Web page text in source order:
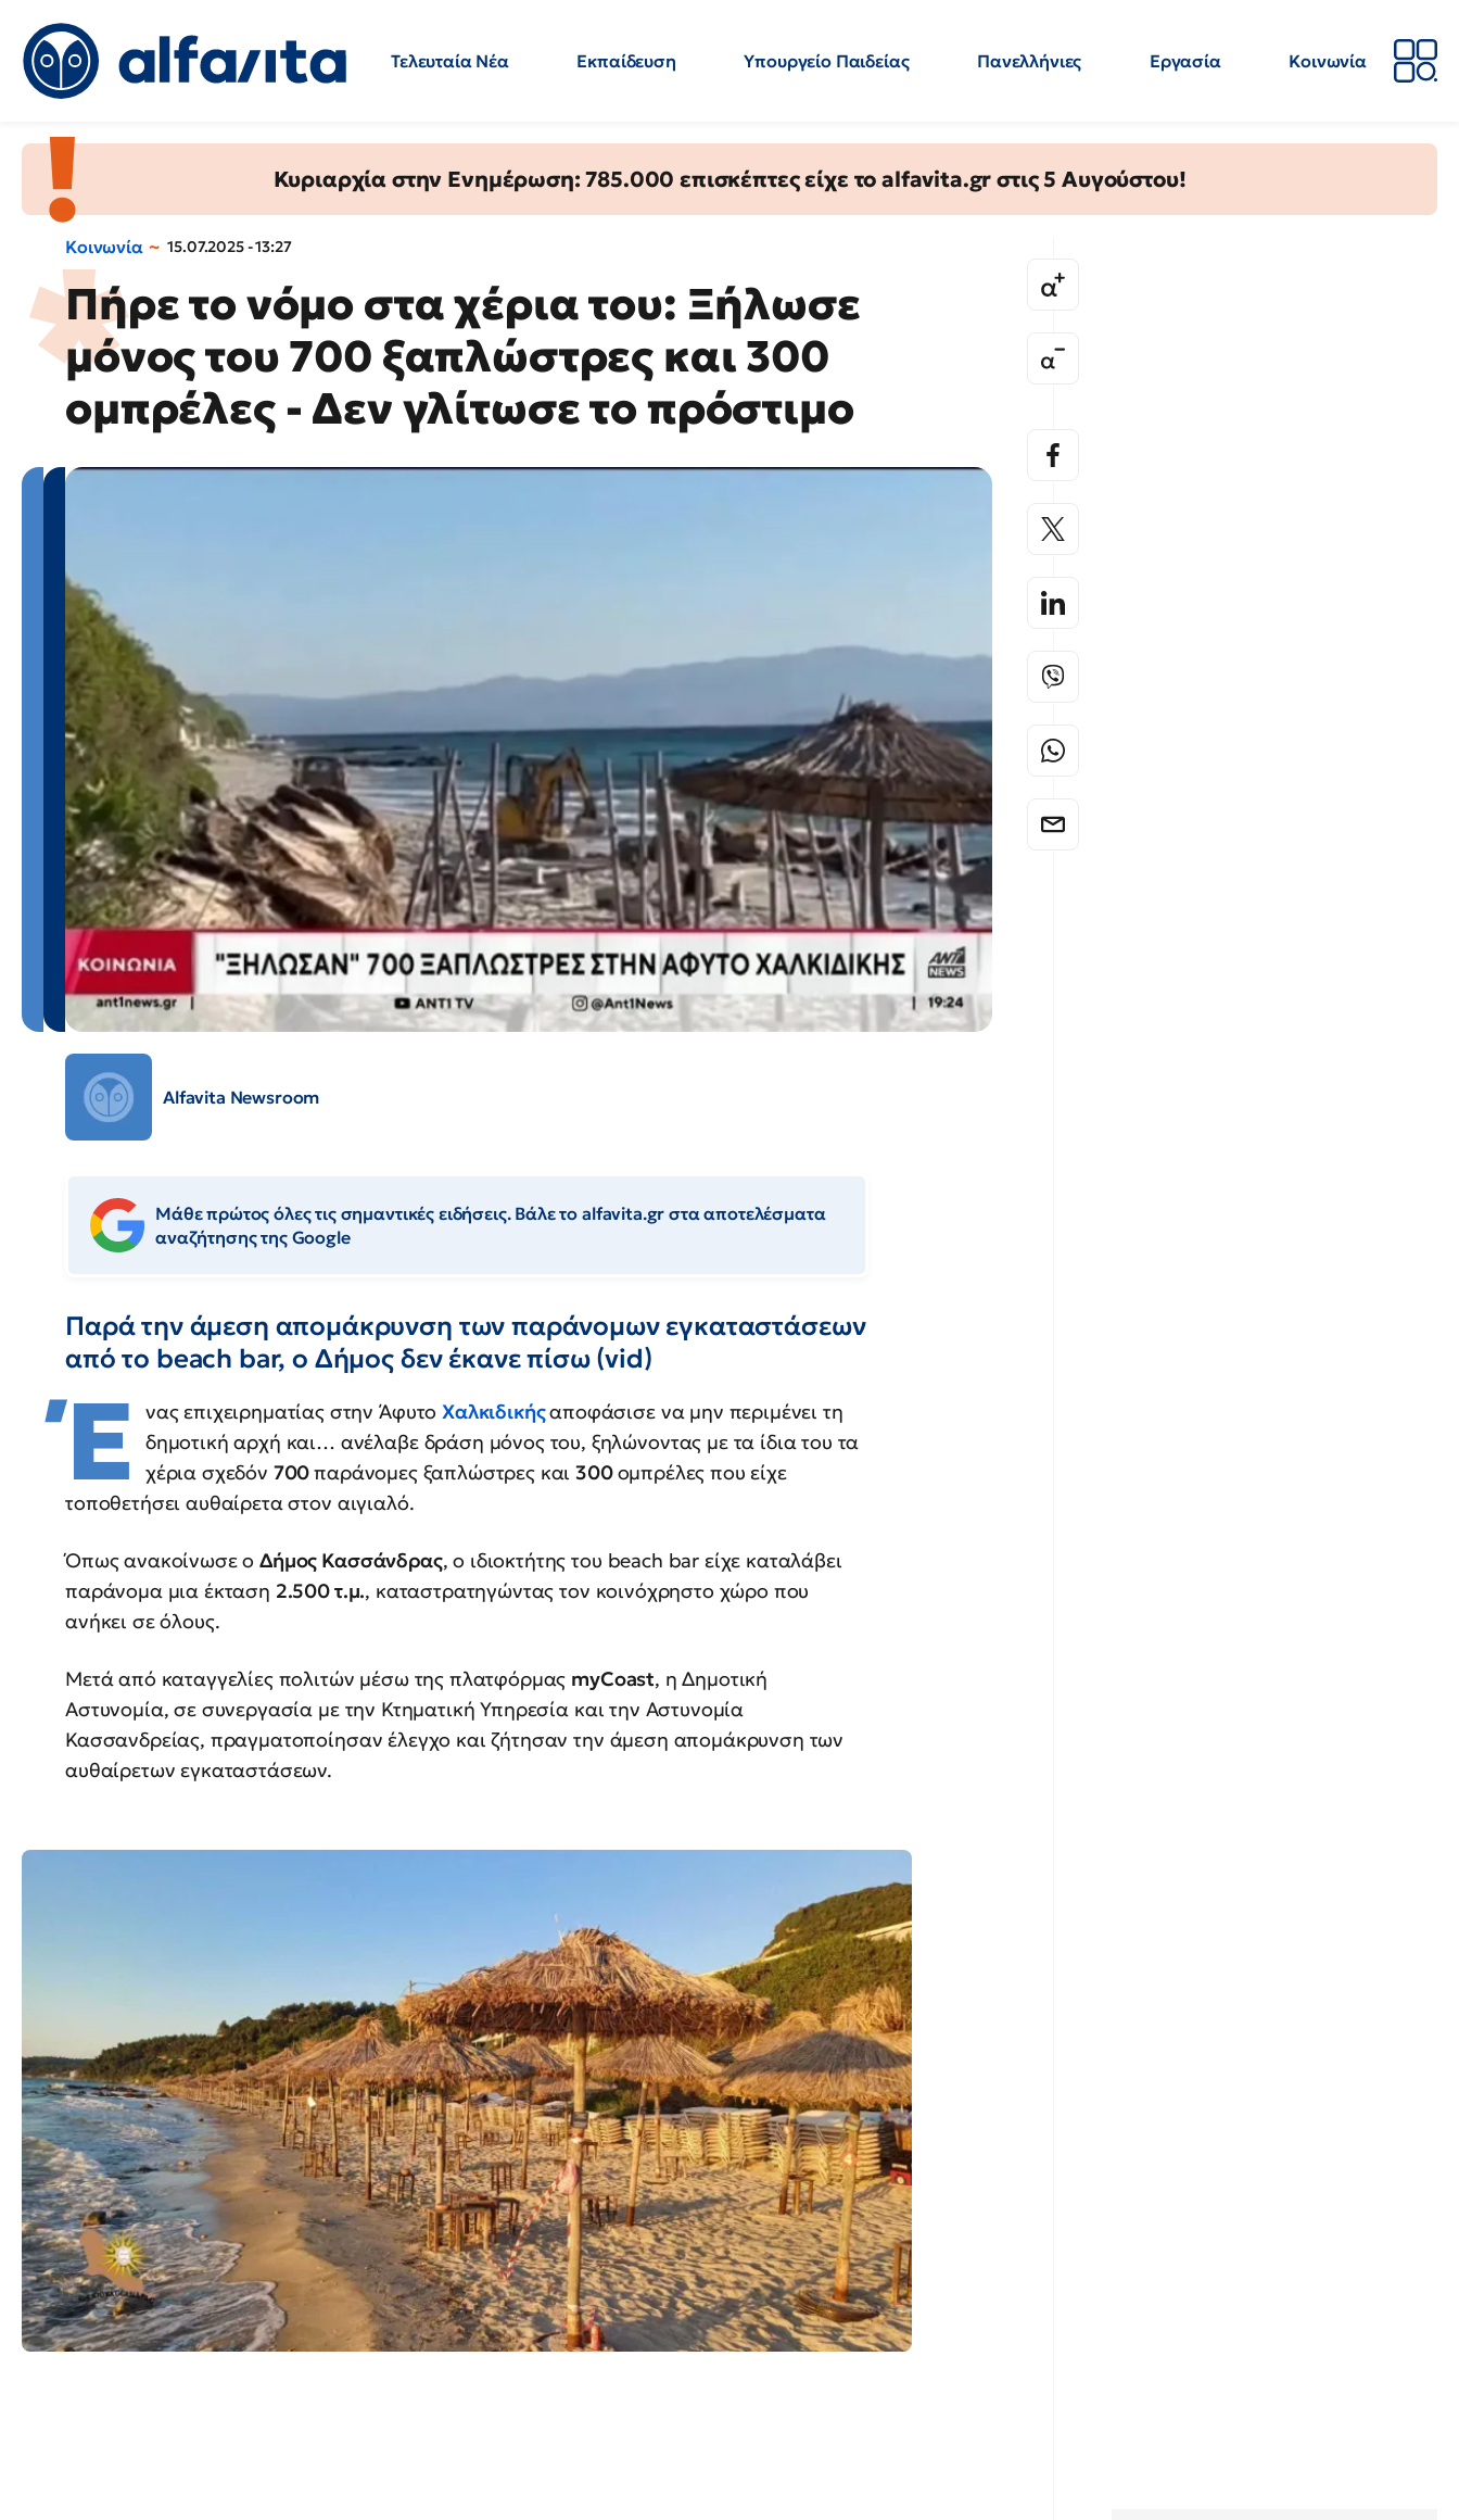
Τελευταία Νέα Εκπαίδευση Υπουργείο Παιδείας Πανελλήνιες Εργασία
Κοινωνία
Κυριαρχία στην Ενημέρωση: 785.000 επισκέπτες είχε το alfavita.gr στις 5 Αυγούστου!
Κοινωνία 15.07.2025 - 13:27
Πήρε το νόμο στα χέρια του: Ξήλωσε
μόνος του 700 ξαπλώστρες και 300
ομπρέλες - Δεν γλίτωσε το πρόστιμο
Alfavita Newsroom
Μάθε πρώτος όλες τις σημαντικές ειδήσεις. Βάλε το alfavita.gr στα αποτελέσματα
αναζήτησης της Google
Παρά την άμεση απομάκρυνση των παράνομων εγκαταστάσεων
από το beach bar, ο Δήμος δεν έκανε πίσω (vid)
Έ νας επιχειρηματίας στην ΆφυτοΧαλκιδικήςαποφάσισε να μην περιμένει τη
δημοτική αρχή και… ανέλαβε δράση μόνος του, ξηλώνοντας με τα ίδια του τα
χέρια σχεδόν 700παράνομες ξαπλώστρες και300ομπρέλες που είχε
τοποθετήσει αυθαίρετα στον αιγιαλό.
Όπως ανακοίνωσε οΔήμος Κασσάνδρας, ο ιδιοκτήτης του beach bar είχε καταλάβει
παράνομα μια έκταση 2.500 τ.μ., καταστρατηγώντας τον κοινόχρηστο χώρο που
ανήκει σε όλους.
Μετά από καταγγελίες πολιτών μέσω της πλατφόρμας myCoast, η Δημοτική
Αστυνομία, σε συνεργασία με την Κτηματική Υπηρεσία και την Αστυνομία
Κασσανδρείας, πραγματοποίησαν έλεγχο και ζήτησαν την άμεση απομάκρυνση των
αυθαίρετων εγκαταστάσεων.